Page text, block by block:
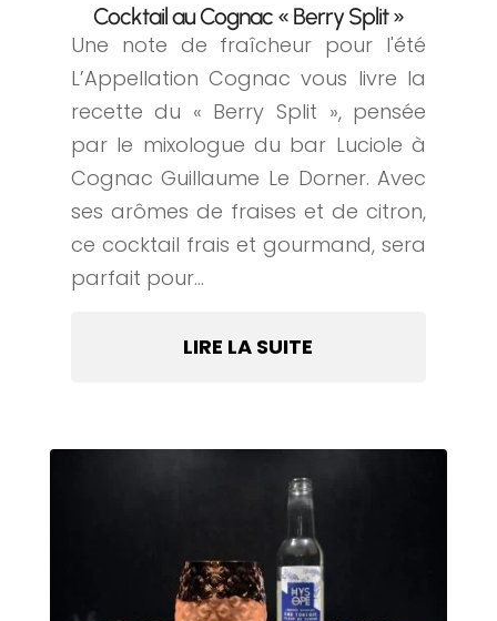
Cocktail au Cognac « Berry Split »
Une note de fraîcheur pour l'été
L’Appellation Cognac vous livre la
recette du « Berry Split », pensée
par le mixologue du bar Luciole à
Cognac Guillaume Le Dorner. Avec
ses arômes de fraises et de citron,
ce cocktail frais et gourmand, sera
parfait pour...
LIRE LA SUITE